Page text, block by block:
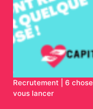
Recrutement | 6
vous lancer